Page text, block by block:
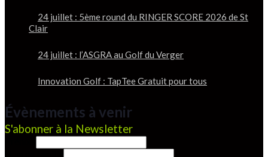
24 juillet : 5ème round du RINGER SCORE 2026 de St
Clair
24 juillet : l’ASGRA au Golf du Verger
Innovation Golf : TapTee Gratuit pour tous
Évènements à venir
S'abonner à la Newsletter